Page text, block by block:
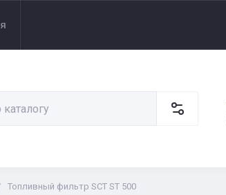
Топливный фильтр SCT ST 500